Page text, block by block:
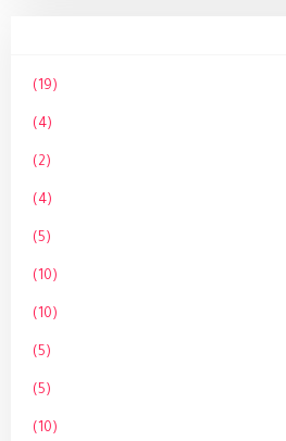
(19)
(4)
(2)
(4)
(5)
(10)
(10)
(5)
(5)
(10)